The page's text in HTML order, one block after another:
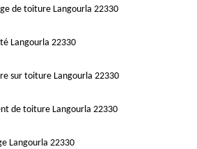
de toiture Langourla 22330
Langourla 22330
sur toiture Langourla 22330
de toiture Langourla 22330
Langourla 22330